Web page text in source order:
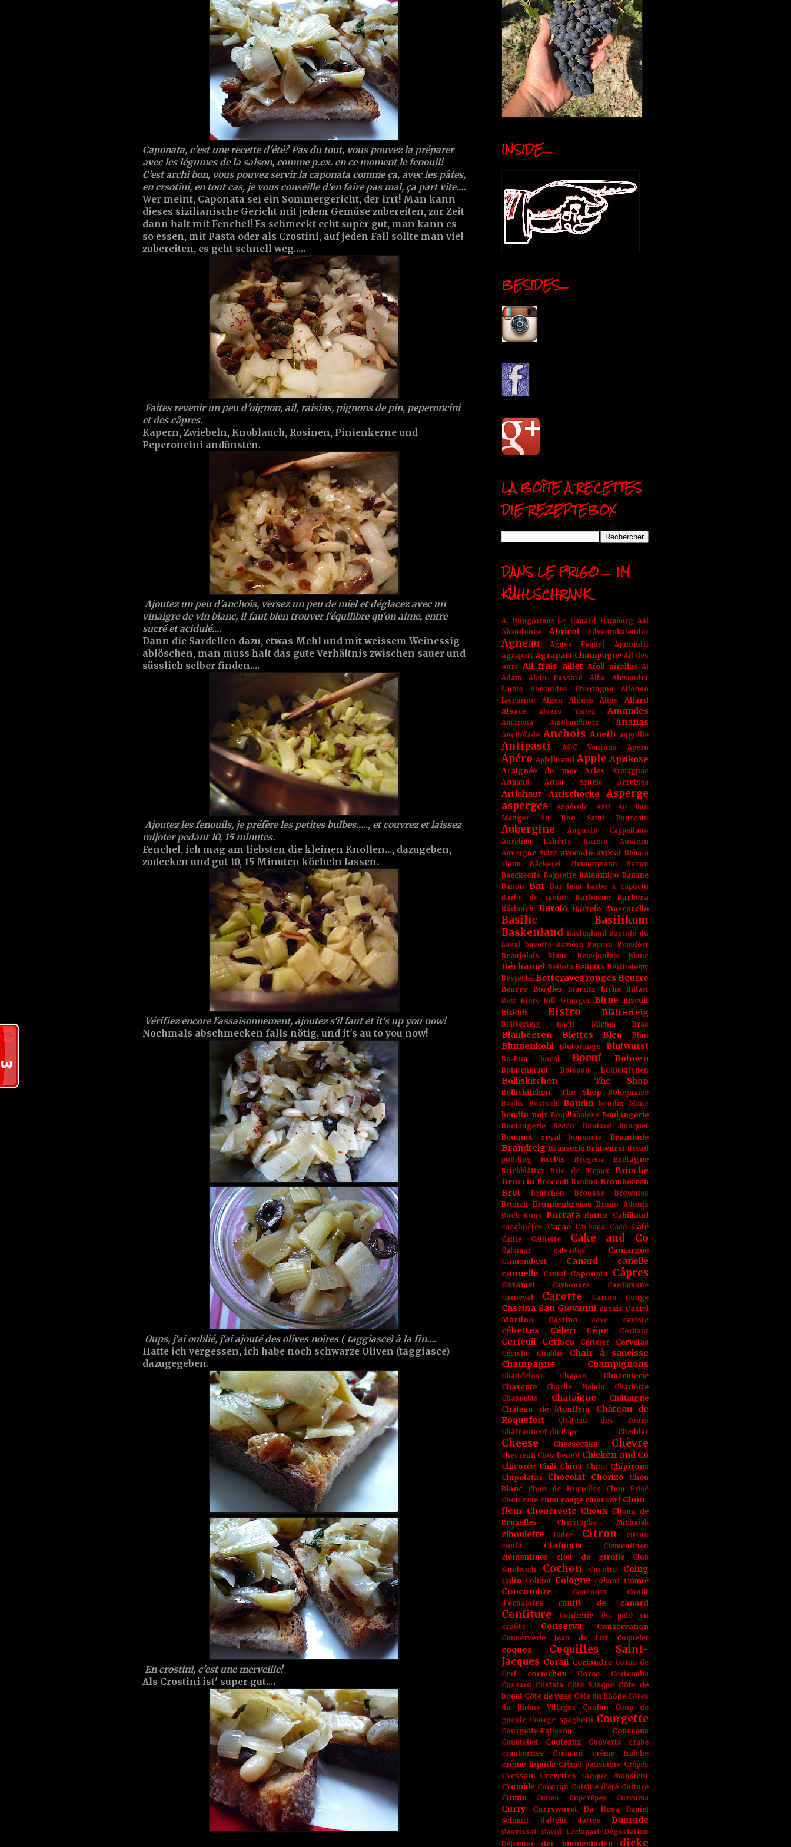
Caponata, c'est une recette d'été? Pas du tout, vous pouvez la préparer
avec les légumes de la saison, comme p.ex. en ce moment le fenouil!
C'est archi bon, vous pouvez servir la caponata comme ça, avec les pâtes,
en crsotini, en tout cas, je vous conseille d'en faire pas mal, ça part vite....
Wer meint, Caponata sei ein Sommergericht, der irrt! Man kann
dieses sizilianische Gericht mit jedem Gemüse zubereiten, zur Zeit
dann halt mit Fenchel! Es schmeckt echt super gut, man kann es
so essen, mit Pasta oder als Crostini, auf jeden Fall sollte man viel
zubereiten, es geht schnell weg.....
Faites revenir un peu d'oignon, ail, raisins, pignons de pin, peperoncini
et des câpres.
Kapern, Zwiebeln, Knoblauch, Rosinen, Pinienkerne und
Peperoncini andünsten.
Ajoutez un peu d'anchois, versez un peu de miel et déglacez avec un
vinaigre de vin blanc, il faut bien trouver l'équilibre qu'on aime, entre
sucré et acidulé....
Dann die Sardellen dazu, etwas Mehl und mit weissem Weinessig
ablöschen, man muss halt das gute Verhältnis zwischen sauer und
süsslich selber finden....
Ajoutez les fenouils, je préfère les petites bulbes....., et couvrez et laissez
mijoter pedant 10, 15 minutes.
Fenchel, ich mag am liebsten die kleinen Knollen..., dazugeben,
zudecken und gut 10, 15 Minuten köcheln lassen.
Vérifiez encore l'assaisonnement, ajoutez s'il faut et it's up you now!
Nochmals abschmecken falls nötig, und it's au to you now!
Oups, j'ai oublié, j'ai ajouté des olives noires ( taggiasce) à la fin....
Hatte ich vergessen, ich habe noch schwarze Oliven (taggiasce)
dazugegeben.
En crostini, c'est une merveille!
Als Crostini ist' super gut....
INSIDE....
BESIDES....
LA BOÎTE A RECETTES
DIE REZEPTEBOX
DANS LE FRIGO .... IM
KÜHLSCHRANK
A. Güngörmüs-Le Canard Hamburg Aal
Abandonce
Abricot Adventskalender
Agneau Agnès Paquet
Agnolotti
Agrapart Agrapart Champagne Ail des
ours Ail frais aillet Aïoli airelles AJ
Adam
Alain Passard Alba
Alexander
Laible
Alexandre Chartogne
Alfonso
Iaccarino
Algen Algues Aline
Allard
Alsace
Alvaro Yanez Amandes
Amarena Amelanchiers Ananas
Anchoïade Anchois Aneth anguille
Antipasti AOC Ventoux Apero
Apéro Apfelbrand Apple Aprikose
Araignée de mer Arles
Armagnac
Armand Arnal
Arneis Arretxea
Artichaut Artischocke
Asperge
asperges
Aspérule Asti
Au bon
Manger
Au Bon Saint Pourçain
Aubergine
Augusto Cappellano
Aurélien Laherte
Aureto
Austern
Auvergne Avize avocado avocat Baba à
rhum
Bäckerei Zimmermann
Bacon
Baeckeoffe Baguette balsamico Banane
Banon Bar Bar Jean
barbe à capucin
Barbe de moine
Barbecue Barbera
Bärlauch Barolo Bartolo Mascarello
Basilic
Basilikum
Baskenland Baslenland Bastide du
Laval
bavette Bavière Bayern Beaufort
Beaujolais Blanc
Beaujoulais Blanc
Béchamel Bellota Bellotta Berthelemy
Bestecke Betteraves rouges Beurre
Beurre Bordier Biarritz biche
Bidart
Bier Bière Bill Granger Birne
Biscuit
Biskuit
Bistro Blätterteig
Blätterteig nach Michel Bras
Blaubeeren Blettes Bleu Blini
Blumenkohl Blutorange Blutwurst
Bo-Bun bocal Boeuf Bohnen
Bohnenkraut Boisson Bolliskitchen
Bolliskitchen - The Shop
Bolliskitchen- The Shop
Bolognaise
Books
Bortsch Boudin boudin blanc
boudin noir Bouillabaisse Boulangerie
Boulangerie Secco Boulard bouquet
Bouquet royal bouquets Brandade
Brandteig Brasserie Bratwurst Bread
pudding
Brebis Bregenz Bretagne
Brickblätter Brie de Meaux
Brioche
Brocciu Broccoli Brokoli Brombeeren
Brot Brötchen Brousse
Brownies
Brunch Brunnenkresse Bruno Adonis
Buch Buns Burrata Butter Cabillaud
cacahuètes Cacao Cachaça Caco Café
Caille Caillette Cake and Co
Calamar calvados
Camargue
Camembert
Canard
canelle
cannelle
Cantal Caponata Câpres
Caramel Carbonara
Cardamone
Carneval
Carotte Carton Rouge
Cascina San Giovanni cassis Castel
Martino
Castino cave caviste
cébettes Céleri Cèpe Cerdant
Cerfeuil Cérises Cérisier Cervelas
Céviche Chablis
Chair à saucisse
Champagne
Champignons
Chandeleur Chapon
Charcuterie
Charente
Charlie Hebdo
Charlotte
Chasselas
Chataîgne
Châtaigne
Château de Montfrin
Château de
Roquefort
Château des Tours
Châteauneuf-du-Pape
Cheddar
Cheese Cheesecake Chèvre
chevreuil Chez Benoît Chicken and Co
Chicorée Chili China Chine Chipirons
Chipolatas
Chocolat Chorizo
Chou
Blanc
Chou de Bruxelles
Chou Frisé
Chou rave chou rouge chou vert Chou-
fleur Choucroute Choux Choux de
Bruxelles
Christophe Michalak
ciboulette Cidre Citron
citron
confit
Clafoutis Clementinen
clémentines clou de girofle
Club
Sandwich
Cochon Cocotte Coing
Colin Colinot Cologne colvert Comté
Concombre Concours
Confit
d'échalotes
confit de canard
Confiture
Confrerie du pâté en
croûte
Conserva Conservation
Conserverie Jean de Luz Coquelet
coques
Coquilles Saint-
Jacques Corail Coriandre Corne de
Cerf
cornichon Corse
Cortemilia
Cossard Costata Côte Basque Côte de
boeuf Côte de veau Côte du Rhône Côtes
du Rhône Villages
Coulon
Coup de
gueule Courge spaghetti Courgette
Courgette-Patisson Couscous
Coustellet Couteaux Couverts
crabe
cranberries
Crémant crème fraîche
crème liquide Crème patissière Crêpes
Cresson Crevettes Croque Monsieur
Crumble Cucuron Cuisine d'été Culture
Cumin Cuneo Cupcrêpes Curcuma
Curry Currywurst Da Rosa
Daniel
Schmitt
datteln dattes Daurade
Dauvissat David Léclapart Dégustation
Déjeuner
der blumenladen dicke